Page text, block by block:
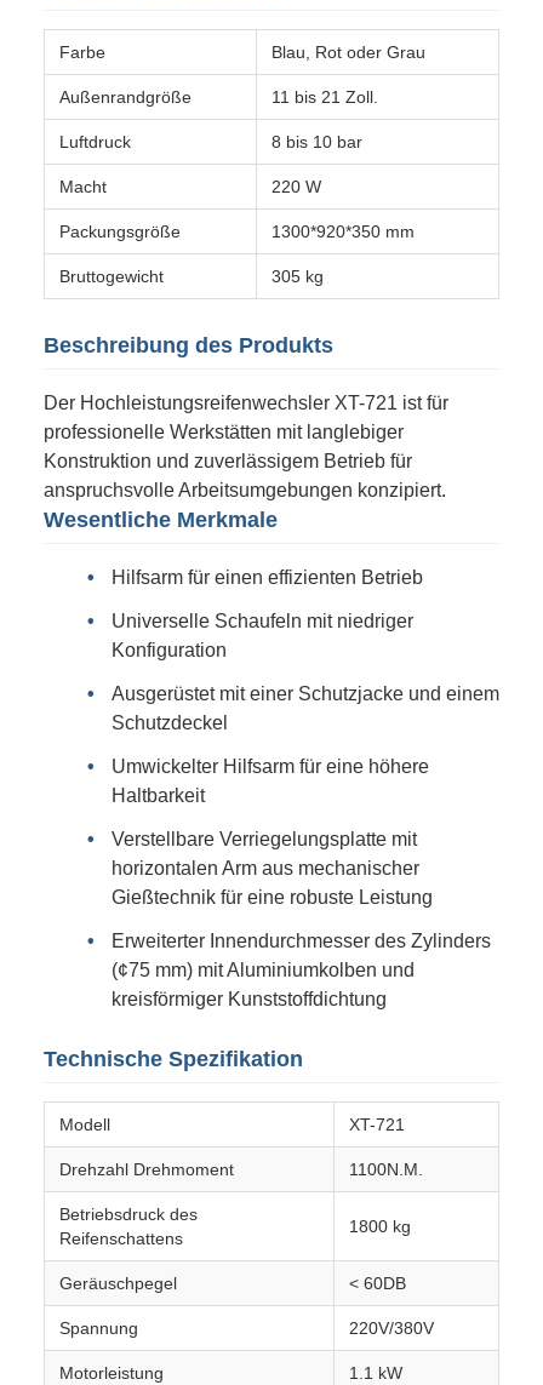
Farbe Blau, Rot oder Grau
Außenrandgröße 11 bis 21 Zoll.
Luftdruck 8 bis 10 bar
Macht 220 W
Packungsgröße 1300*920*350 mm
Bruttogewicht 305 kg
Beschreibung des Produkts
Der Hochleistungsreifenwechsler XT-721 ist für
professionelle Werkstätten mit langlebiger
Konstruktion und zuverlässigem Betrieb für
anspruchsvolle Arbeitsumgebungen konzipiert.
Wesentliche Merkmale
Hilfsarm für einen effizienten Betrieb
Universelle Schaufeln mit niedriger
Konfiguration
Ausgerüstet mit einer Schutzjacke und einem
Schutzdeckel
Umwickelter Hilfsarm für eine höhere
Haltbarkeit
Verstellbare Verriegelungsplatte mit
horizontalen Arm aus mechanischer
Gießtechnik für eine robuste Leistung
Erweiterter Innendurchmesser des Zylinders
(¢75 mm) mit Aluminiumkolben und
kreisförmiger Kunststoffdichtung
Technische Spezifikation
Modell XT-721
Drehzahl Drehmoment 1100N.M.
Betriebsdruck des
Reifenschattens
1800 kg
Geräuschpegel < 60DB
Spannung 220V/380V
Motorleistung 1.1 kW